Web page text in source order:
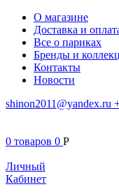
О магазине
Доставка и
Все о париках
Бренды и
Контакты
Новости
shinon2011@yandex.ru
0 товаров 0 Р
Личный
Кабинет